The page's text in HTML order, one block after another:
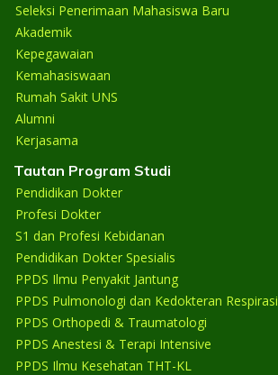
Seleksi Penerimaan Mahasiswa Baru
Akademik
Kepegawaian
Kemahasiswaan
Rumah Sakit UNS
Alumni
Kerjasama
Tautan Program Studi
Pendidikan Dokter
Profesi Dokter
S1 dan Profesi Kebidanan
Pendidikan Dokter Spesialis
PPDS Ilmu Penyakit Jantung
PPDS Pulmonologi dan Kedokteran Respirasi
PPDS Orthopedi & Traumatologi
PPDS Anestesi & Terapi Intensive
PPDS Ilmu Kesehatan THT-KL